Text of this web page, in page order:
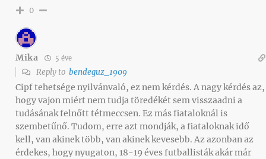
0
Mika 5 éve
Reply to bendeguz_1909
Cipf tehetsége nyilvánvaló, ez nem kérdés. A nagy kérdés az,
hogy vajon miért nem tudja töredékét sem visszaadni a
tudásának felnőtt tétmeccsen. Ez más fiataloknál is
szembetűnő. Tudom, erre azt mondják, a fiataloknak idő
kell, van akinek több, van akinek kevesebb. Az azonban az
érdekes, hogy nyugaton, 18-19 éves futballisták akár már